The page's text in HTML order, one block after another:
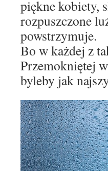
piękne kobiety,
rozpuszczone
powstrzymuje.
Bo w każdej z
Przemokniętej
byleby jak